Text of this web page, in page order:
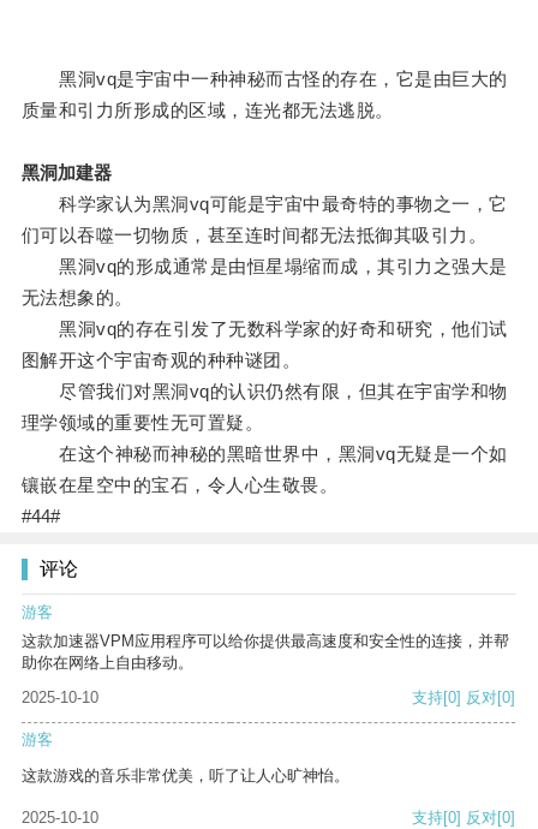
黑洞vq是宇宙中一种神秘而古怪的存在，它是由巨大的
质量和引力所形成的区域，连光都无法逃脱。
黑洞加建器
科学家认为黑洞vq可能是宇宙中最奇特的事物之一，它
们可以吞噬一切物质，甚至连时间都无法抵御其吸引力。
黑洞vq的形成通常是由恒星塌缩而成，其引力之强大是
无法想象的。
黑洞vq的存在引发了无数科学家的好奇和研究，他们试
图解开这个宇宙奇观的种种谜团。
尽管我们对黑洞vq的认识仍然有限，但其在宇宙学和物
理学领域的重要性无可置疑。
在这个神秘而神秘的黑暗世界中，黑洞vq无疑是一个如
镶嵌在星空中的宝石，令人心生敬畏。
#44#
评论
游客
这款加速器VPM应用程序可以给你提供最高速度和安全性的连接，并帮
助你在网络上自由移动。
2025-10-10
支持[0] 反对[0]
游客
这款游戏的音乐非常优美，听了让人心旷神怡。
2025-10-10 支持[0] 反对[0]